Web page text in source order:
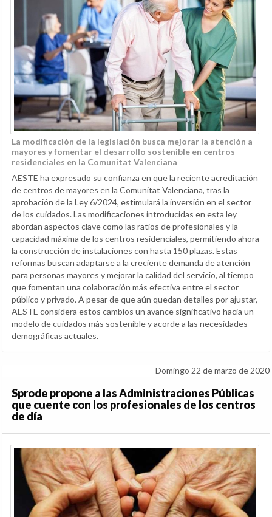
La modificación de la legislación busca mejorar la atención a
mayores y fomentar el desarrollo sostenible en centros
residenciales en la Comunitat Valenciana
AESTE ha expresado su confianza en que la reciente acreditación
de centros de mayores en la Comunitat Valenciana, tras la
aprobación de la Ley 6/2024, estimulará la inversión en el sector
de los cuidados. Las modificaciones introducidas en esta ley
abordan aspectos clave como las ratios de profesionales y la
capacidad máxima de los centros residenciales, permitiendo ahora
la construcción de instalaciones con hasta 150 plazas. Estas
reformas buscan adaptarse a la creciente demanda de atención
para personas mayores y mejorar la calidad del servicio, al tiempo
que fomentan una colaboración más efectiva entre el sector
público y privado. A pesar de que aún quedan detalles por ajustar,
AESTE considera estos cambios un avance significativo hacia un
modelo de cuidados más sostenible y acorde a las necesidades
demográficas actuales.
Domingo 22 de marzo de 2020
Sprode propone a las Administraciones Públicas
que cuente con los profesionales de los centros
de día